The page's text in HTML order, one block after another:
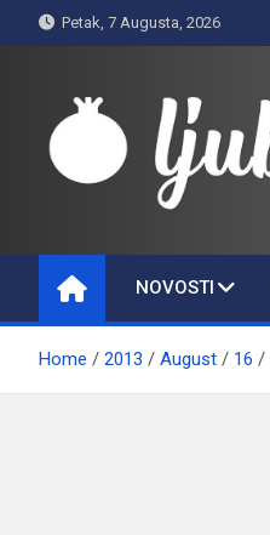
to
Petak, 7 Augusta, 2026
Ljubušaci
NOVOSTI
Home 2013 August 16